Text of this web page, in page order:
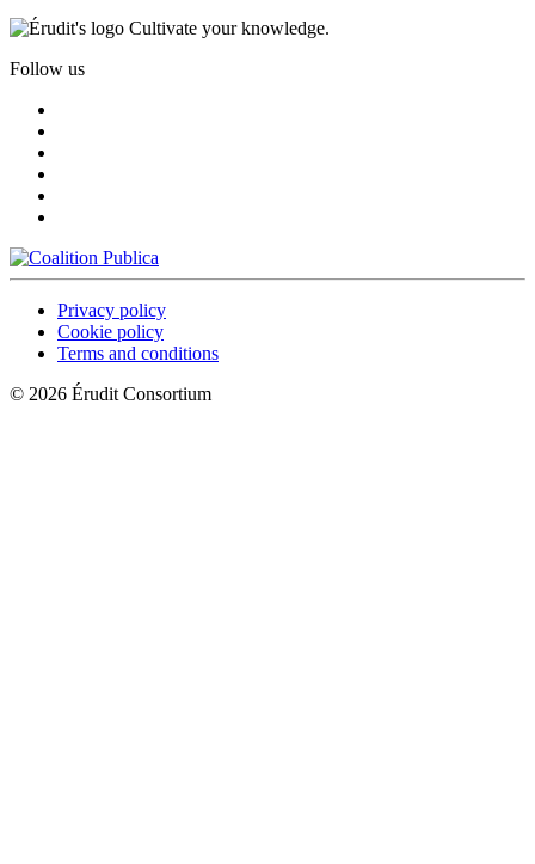
Cultivate your knowledge.
Follow us
Privacy policy
Cookie policy
Terms and conditions
© 2026 Érudit Consortium